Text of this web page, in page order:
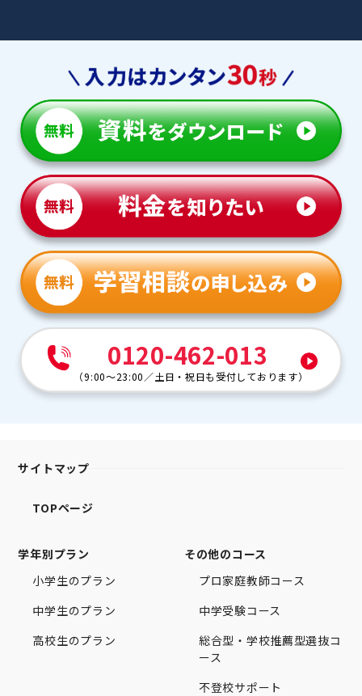
0120-462-013
（9:00～23:00 ／土日・祝日も受付しております）
サイトマップ
TOPページ
学年別プラン
小学生のプラン
中学生のプラン
高校生のプラン
その他のコース
プロ家庭教師コース
中学受験コース
総合型・学校推薦型選抜コ
ース
不登校サポート